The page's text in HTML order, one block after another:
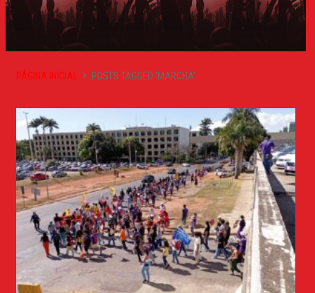
PÁGINA INICIAL POSTS TAGGED 'MARCHA'